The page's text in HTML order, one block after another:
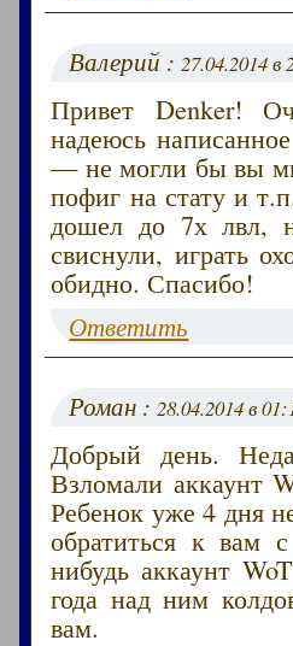
Валерий :27.04.2014 в
Привет Denker!
надеюсь
— не могли бы вы
пофиг на стату и
дошел до 7х лвл,
свиснули, играть
обидно. Спасибо!
Ответить
Роман :28.04.2014 в
Добрый день.
Взломали аккаунт
Ребенок уже 4 дня
обратиться к вам
нибудь аккаунт
года над ним
вам.